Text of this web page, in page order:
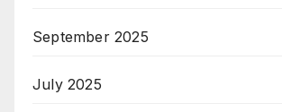
September 2025
July 2025